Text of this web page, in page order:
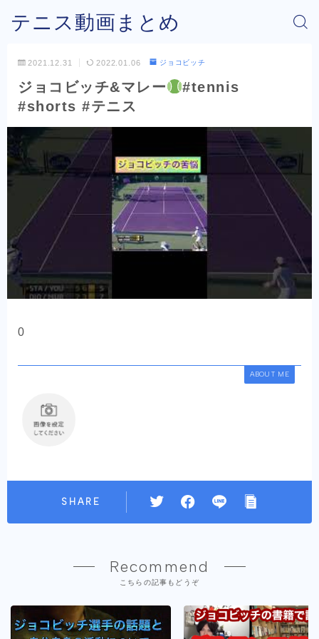
テニス動画まとめ
2021.12.31 2022.01.06 ジョコビッチ
ジョコビッチ&マレー
#tennis
#shorts #テニス
0
ABOUT ME
SHARE
Recommend
こちらの記事もどうぞ